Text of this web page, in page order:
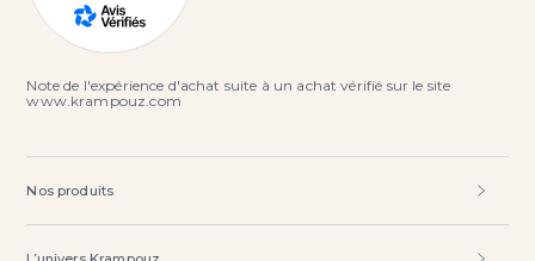
Note de l'expérience d'achat suite à un achat vérifié sur le site
www.krampouz.com
Nos produits